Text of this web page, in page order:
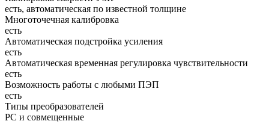
есть, автоматическая по известной толщине
Многоточечная калибровка
есть
Автоматическая подстройка усиления
есть
Автоматическая временная регулировка чувствительности
есть
Возможность работы с любыми ПЭП
есть
Типы преобразователей
РС и совмещенные